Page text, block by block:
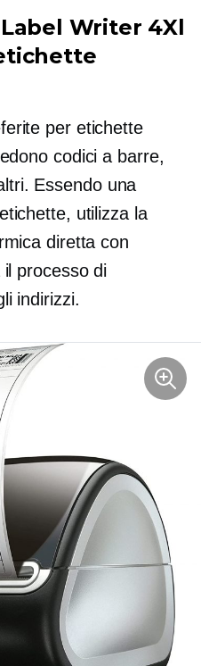
Label Writer 4Xl
per etichette
codici a barre,
Essendo una
utilizza la
diretta con
processo di
indirizzi.